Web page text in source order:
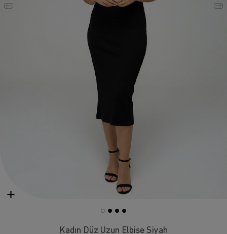
Kadın Düz Uzun Elbise Siyah